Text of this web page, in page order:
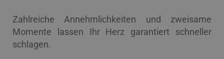
Zahlreiche Annehmlichkeiten und zweisame
Momente lassen Ihr Herz garantiert schneller
schlagen.